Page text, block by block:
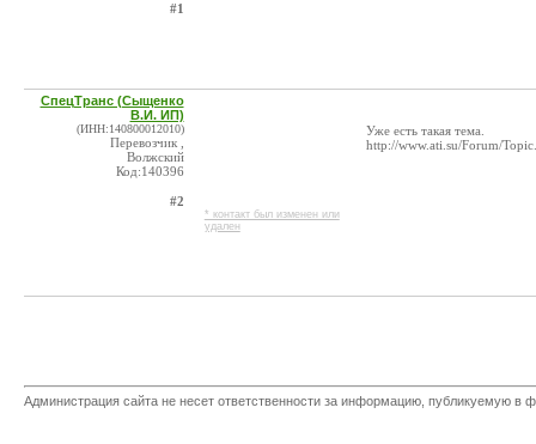
#1
СпецТранс (Сыщенко
В.И. ИП)
(ИНН:140800012010)
Перевозчик ,
Волжский
Код:140396
#2
* контакт был изменен или
удален
Уже есть такая тема.
http://www.ati.su/Forum/
Администрация сайта не несет ответственности за информацию, публикуемую